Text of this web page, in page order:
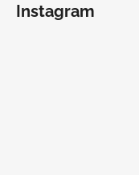
Instagram